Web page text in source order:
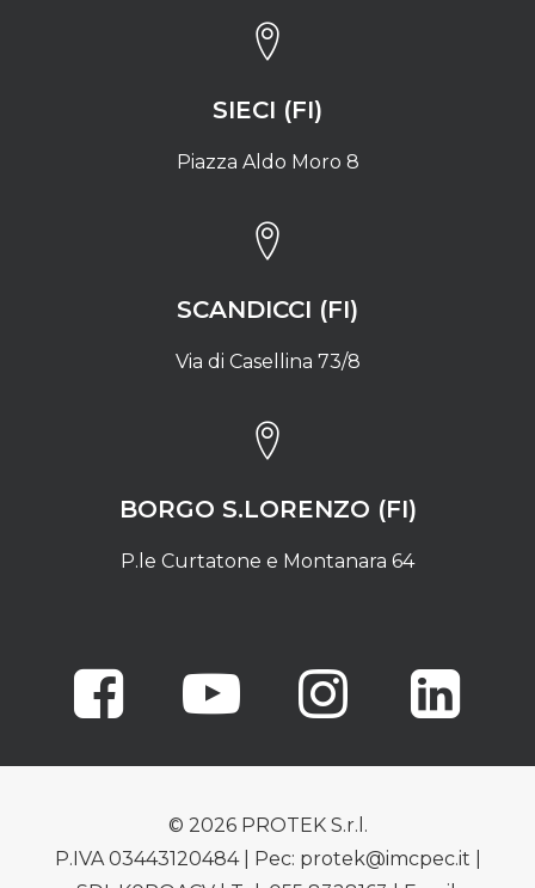
SIECI (FI)
Piazza Aldo Moro 8
SCANDICCI (FI)
Via di Casellina 73/8
BORGO S.LORENZO (FI)
P.le Curtatone e Montanara 64
© 2026 PROTEK S.r.l.
P.IVA 03443120484 | Pec: protek@imcpec.it |